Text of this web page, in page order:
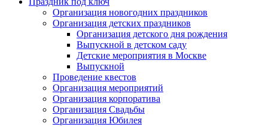
Организация новогодних праздников
Организация детских праздников
Организация детского дня рождения
Выпускной в детском саду
Детские мероприятия в Москве
Выпускной
Проведение квестов
Организация мероприятий
Организация корпоратива
Организация Свадьбы
Организация Юбилея